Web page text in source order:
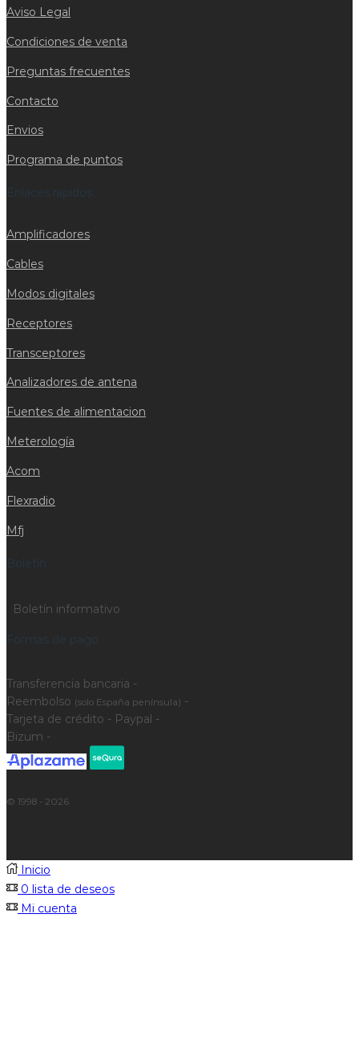
Aviso Legal
Condiciones de venta
Preguntas frecuentes
Contacto
Envios
Programa de puntos
Enlaces rapidos
Amplificadores
Cables
Modos digitales
Receptores
Transceptores
Analizadores de antena
Fuentes de alimentacion
Meterología
Acom
Flexradio
Mfj
Boletín
Boletín informativo
Formas de pago
Transferencia bancaria -
Reembolso (solo España península) -
Tarjeta de crédito - Paypal -
Bizum -
© 1998 - 2026
Inicio
0 lista de deseos
Mi cuenta